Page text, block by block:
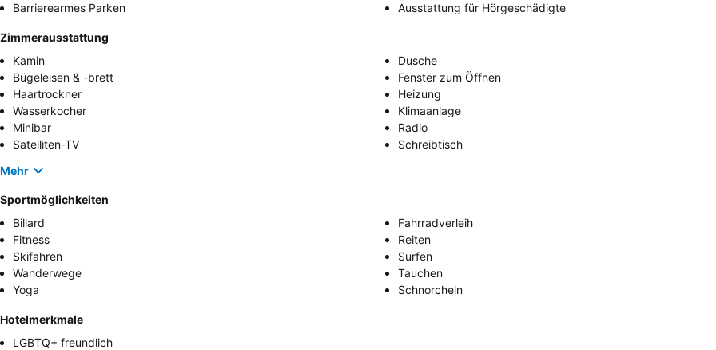
Barrierearmes Parken
Ausstattung für Hörgeschädigte
Zimmerausstattung
Kamin
Dusche
Bügeleisen & -brett
Fenster zum Öffnen
Haartrockner
Heizung
Wasserkocher
Klimaanlage
Minibar
Radio
Satelliten-TV
Schreibtisch
Mehr
Sportmöglichkeiten
Billard
Fahrradverleih
Fitness
Reiten
Skifahren
Surfen
Wanderwege
Tauchen
Yoga
Schnorcheln
Hotelmerkmale
LGBTQ+ freundlich